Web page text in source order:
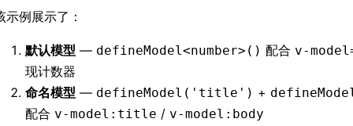
示例展示了：
默认模型 — defineModel<number>() 配合 v-
现计数器
命名模型 — defineModel('title') +
配合 v-model:title / v-model:body